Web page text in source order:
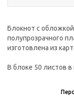
Блокнот с обложкой
полупрозрачного
изготовлена из
В блоке 50 листов в